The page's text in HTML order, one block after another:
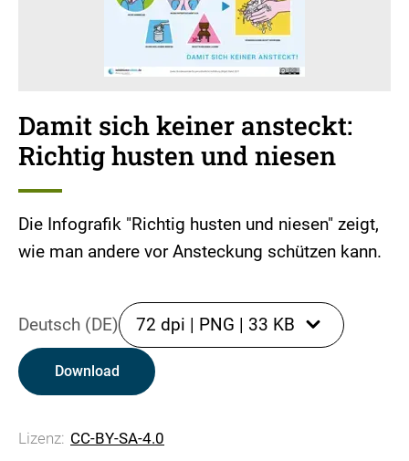
Damit sich keiner ansteckt:
Richtig husten und niesen
Die Infografik "Richtig husten und niesen" zeigt,
wie man andere vor Ansteckung schützen kann.
Deutsch (DE) 72 dpi | PNG | 33 KB
Download
Lizenz: CC-BY-SA-4.0